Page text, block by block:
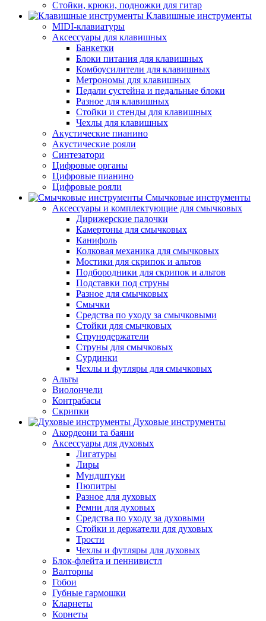
Стойки, крюки, подножки для гитар
Клавишные инструменты
MIDI-клавиатуры
Аксессуары для клавишных
Банкетки
Блоки питания для клавишных
Комбоусилители для клавишных
Метрономы для клавишных
Педали сустейна и педальные блоки
Разное для клавишных
Стойки и стенды для клавишных
Чехлы для клавишных
Акустические пианино
Акустические рояли
Синтезатори
Цифровые органы
Цифровые пианино
Цифровые рояли
Смычковые инструменты
Аксессуары и комплектующие для смычковых
Дирижерские палочки
Камертоны для смычковых
Канифоль
Колковая механика для смычковых
Мостики для скрипок и альтов
Подбородники для скрипок и альтов
Подставки под струны
Разное для смычковых
Смычки
Средства по уходу за смычковыми
Стойки для смычковых
Струнодержатели
Струны для смычковых
Сурдинки
Чехлы и футляры для смычковых
Альты
Виолончели
Контрабасы
Скрипки
Духовые инструменты
Акордеони та баяни
Аксессуары для духовых
Лигатуры
Лиры
Мундштуки
Пюпитры
Разное для духовых
Ремни для духовых
Средства по уходу за духовыми
Стойки и держатели для духовых
Трости
Чехлы и футляры для духовых
Блок-флейта и пеннивистл
Валторны
Гобои
Губные гармошки
Кларнеты
Корнеты